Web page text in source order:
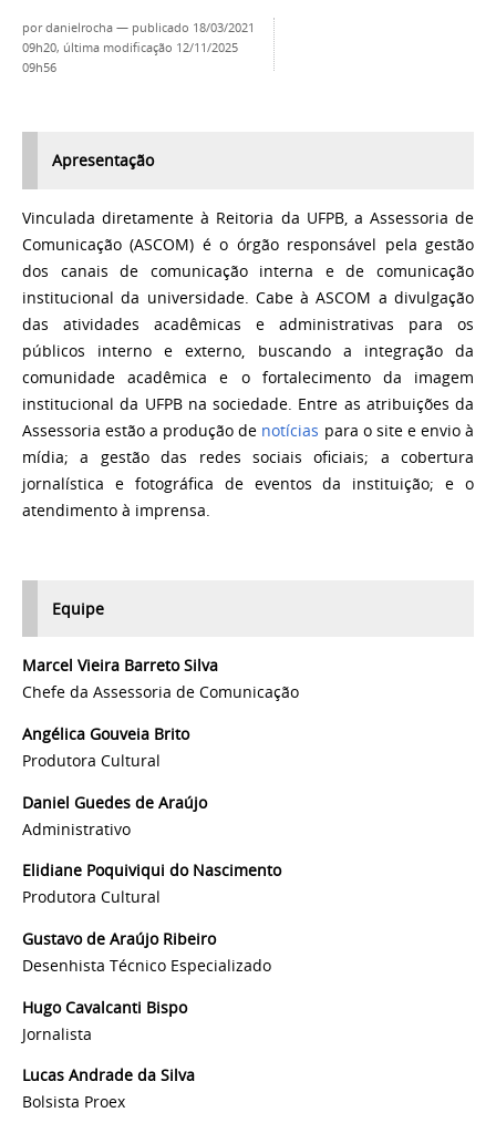
pordanielrocha — publicado 18/03/2021
09h20, última modificação 12/11/2025
09h56
Apresentação
Vinculada diretamente à Reitoria da UFPB, a Assessoria de
Comunicação (ASCOM) é o órgão responsável pela gestão
dos canais de comunicação interna e de comunicação
institucional da universidade. Cabe à ASCOM a divulgação
das atividades acadêmicas e administrativas para os
públicos interno e externo, buscando a integração da
comunidade acadêmica e o fortalecimento da imagem
institucional da UFPB na sociedade. Entre as atribuições da
Assessoria estão a produção de notícias para o site e envio à
mídia; a gestão das redes sociais oficiais; a cobertura
jornalística e fotográfica de eventos da instituição; e o
atendimento à imprensa.
Equipe
Marcel Vieira Barreto Silva
Chefe da Assessoria de Comunicação
Angélica Gouveia Brito
Produtora Cultural
Daniel Guedes de Araújo
Administrativo
Elidiane Poquiviqui do Nascimento
Produtora Cultural
Gustavo de Araújo Ribeiro
Desenhista Técnico Especializado
Hugo Cavalcanti Bispo
Jornalista
Lucas Andrade da Silva
Bolsista Proex